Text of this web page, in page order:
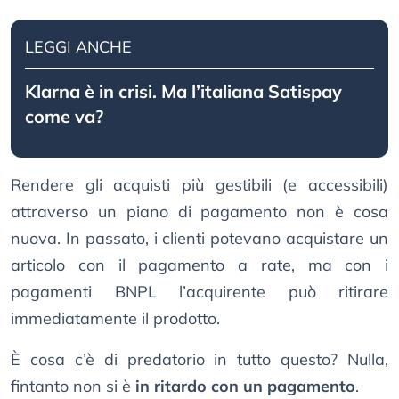
LEGGI ANCHE
Klarna è in crisi. Ma l’italiana Satispay
come va?
Rendere gli acquisti più gestibili (e accessibili)
attraverso un piano di pagamento non è cosa
nuova. In passato, i clienti potevano acquistare un
articolo con il pagamento a rate, ma con i
pagamenti BNPL l’acquirente può ritirare
immediatamente il prodotto.
È cosa c’è di predatorio in tutto questo? Nulla,
fintanto non si è in ritardo con un pagamento.